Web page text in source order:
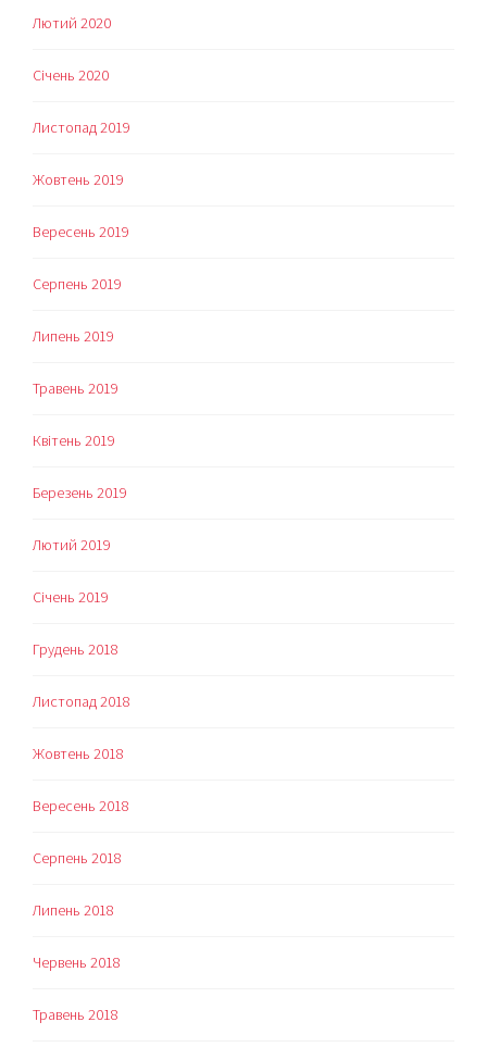
Лютий 2020
Січень 2020
Листопад 2019
Жовтень 2019
Вересень 2019
Серпень 2019
Липень 2019
Травень 2019
Квітень 2019
Березень 2019
Лютий 2019
Січень 2019
Грудень 2018
Листопад 2018
Жовтень 2018
Вересень 2018
Серпень 2018
Липень 2018
Червень 2018
Травень 2018